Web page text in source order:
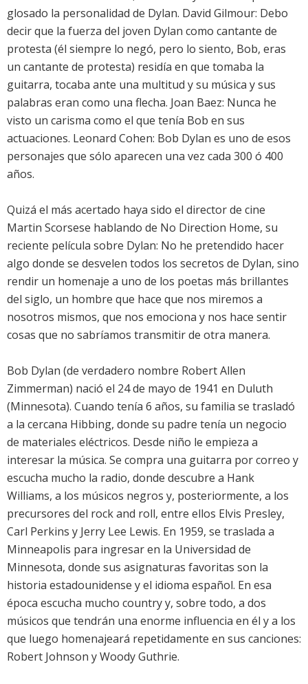
glosado la personalidad de Dylan. David Gilmour: Debo
decir que la fuerza del joven Dylan como cantante de
protesta (él siempre lo negó, pero lo siento, Bob, eras
un cantante de protesta) residía en que tomaba la
guitarra, tocaba ante una multitud y su música y sus
palabras eran como una flecha. Joan Baez: Nunca he
visto un carisma como el que tenía Bob en sus
actuaciones. Leonard Cohen: Bob Dylan es uno de esos
personajes que sólo aparecen una vez cada 300 ó 400
años.
Quizá el más acertado haya sido el director de cine
Martin Scorsese hablando de No Direction Home, su
reciente película sobre Dylan: No he pretendido hacer
algo donde se desvelen todos los secretos de Dylan, sino
rendir un homenaje a uno de los poetas más brillantes
del siglo, un hombre que hace que nos miremos a
nosotros mismos, que nos emociona y nos hace sentir
cosas que no sabríamos transmitir de otra manera.
Bob Dylan (de verdadero nombre Robert Allen
Zimmerman) nació el 24 de mayo de 1941 en Duluth
(Minnesota). Cuando tenía 6 años, su familia se trasladó
a la cercana Hibbing, donde su padre tenía un negocio
de materiales eléctricos. Desde niño le empieza a
interesar la música. Se compra una guitarra por correo y
escucha mucho la radio, donde descubre a Hank
Williams, a los músicos negros y, posteriormente, a los
precursores del rock and roll, entre ellos Elvis Presley,
Carl Perkins y Jerry Lee Lewis. En 1959, se traslada a
Minneapolis para ingresar en la Universidad de
Minnesota, donde sus asignaturas favoritas son la
historia estadounidense y el idioma español. En esa
época escucha mucho country y, sobre todo, a dos
músicos que tendrán una enorme influencia en él y a los
que luego homenajeará repetidamente en sus canciones:
Robert Johnson y Woody Guthrie.